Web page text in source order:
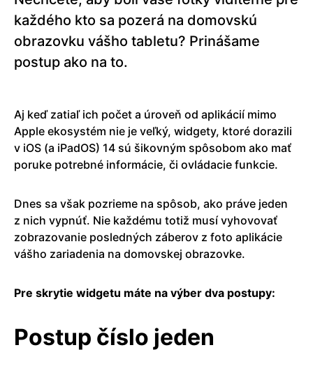
každého kto sa pozerá na domovskú
obrazovku vášho tabletu? Prinášame
postup ako na to.
Aj keď zatiaľ ich počet a úroveň od aplikácií mimo
Apple ekosystém nie je veľký, widgety, ktoré dorazili
v iOS (a iPadOS) 14 sú šikovným spôsobom ako mať
poruke potrebné informácie, či ovládacie funkcie.
Dnes sa však pozrieme na spôsob, ako práve jeden
z nich vypnúť. Nie každému totiž musí vyhovovať
zobrazovanie posledných záberov z foto aplikácie
vášho zariadenia na domovskej obrazovke.
Pre skrytie widgetu máte na výber dva postupy:
Postup číslo jeden